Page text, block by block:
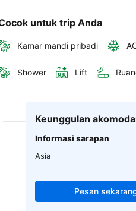
untuk trip Anda
Kamar mandi pribadi
Shower Lift
Keunggulan
Informasi sarapan
Asia
Pesan